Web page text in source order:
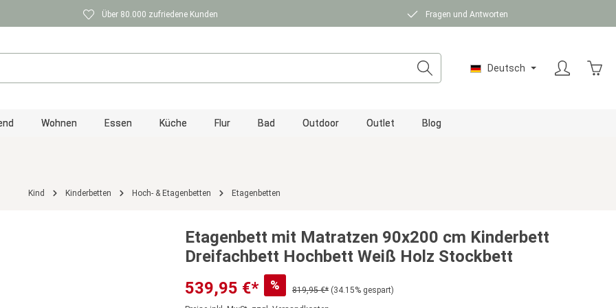
Über 80.000 zufriedene Kunden Fragen und Antworten
Deutsch
Wohnen Essen Küche Flur Bad Outdoor Outlet Blog
Kind Kinderbetten Hoch- & Etagenbetten Etagenbetten
Etagenbett mit Matratzen 90x200 cm Kinderbett
Dreifachbett Hochbett Weiß Holz Stockbett
539,95 €*
% 819,95 €* (34.15% gespart)